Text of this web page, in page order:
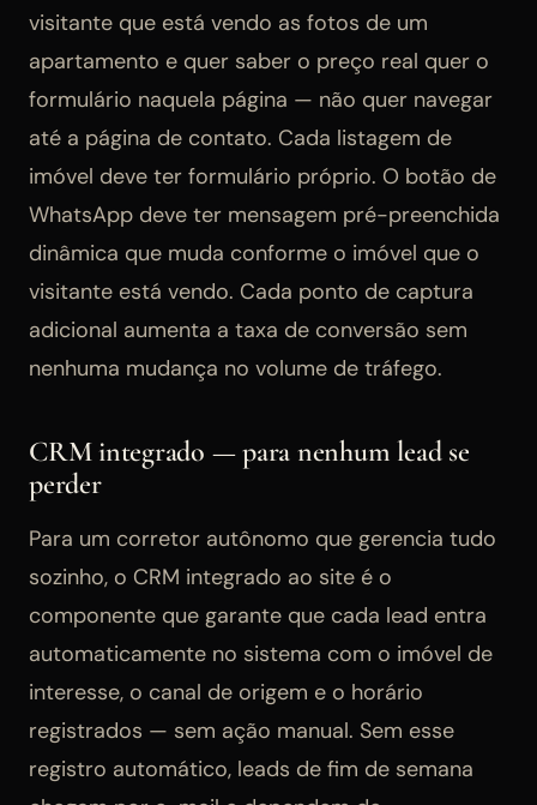
visitante que está vendo as fotos de um
apartamento e quer saber o preço real quer o
formulário naquela página — não quer navegar
até a página de contato. Cada listagem de
imóvel deve ter formulário próprio. O botão de
WhatsApp deve ter mensagem pré-preenchida
dinâmica que muda conforme o imóvel que o
visitante está vendo. Cada ponto de captura
adicional aumenta a taxa de conversão sem
nenhuma mudança no volume de tráfego.
CRM integrado — para nenhum lead se
perder
Para um corretor autônomo que gerencia tudo
sozinho, o CRM integrado ao site é o
componente que garante que cada lead entra
automaticamente no sistema com o imóvel de
interesse, o canal de origem e o horário
registrados — sem ação manual. Sem esse
registro automático, leads de fim de semana